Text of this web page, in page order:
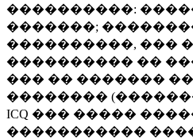
����������:
�������;
����������, ���
���������� ��
��� �� �������
��������
ICQ ��� �����
�����������